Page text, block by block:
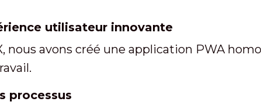
utilisateur innovante
avons créé une application PWA
processus